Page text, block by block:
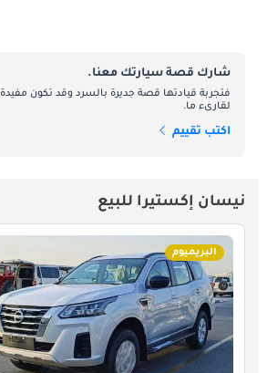
شارك قصة سيارتك معنا.
فتجربة قيادتها قصة جديرة بالسرد وقد تكون مفيدة
لقارىء ما.
اكتب تقييم
نيسان إكستيرا للبيع
البريميوم